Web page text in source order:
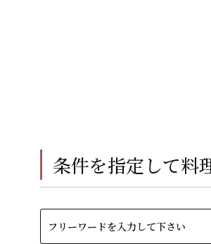
条件を指定して料